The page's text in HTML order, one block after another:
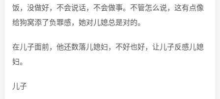
饭，没做好，不会说话，不会做事。不管怎么说，这有点像
给狗窝添了负罪感，她对儿媳总是对的。
在儿子面前，他还数落儿媳妇，不好也好，让儿子反感儿媳
妇。
儿子